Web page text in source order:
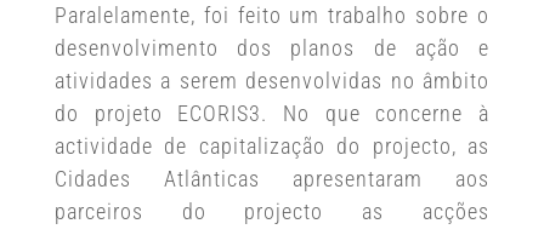
Paralelamente, foi feito um trabalho sobre o
desenvolvimento dos planos de ação e
atividades a serem desenvolvidas no âmbito
do projeto ECORIS3. No que concerne à
actividade de capitalização do projecto, as
Cidades Atlânticas apresentaram aos
parceiros do projecto as acções